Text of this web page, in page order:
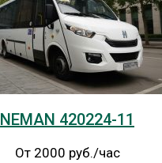
NEMAN 420224-11
От 2000 руб./час